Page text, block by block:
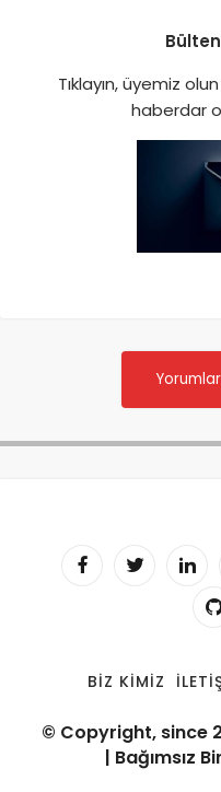
Tıklayın, üyemiz
haberdar
BIZ KIMIZ
© Copyright, since
| Bağımsız